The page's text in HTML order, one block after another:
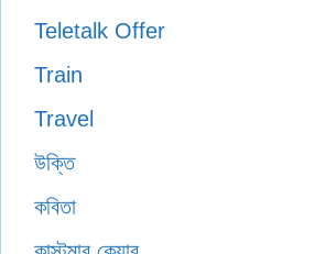
Teletalk Offer
Train
Travel
উক্তি
কবিতা